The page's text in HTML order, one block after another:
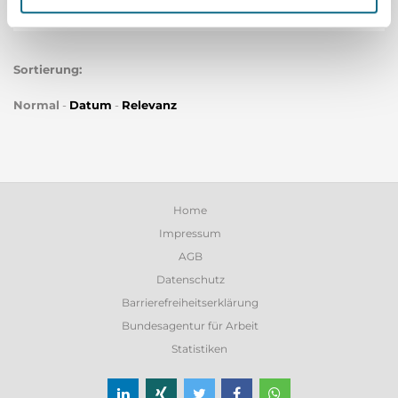
Sortierung:
Normal - Datum - Relevanz
Home
Impressum
AGB
Datenschutz
Barrierefreiheitserklärung
Bundesagentur für Arbeit
Statistiken